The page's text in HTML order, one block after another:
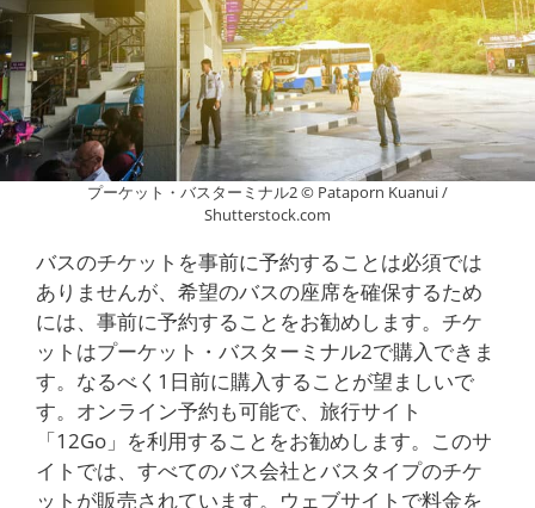
プーケット・バスターミナル2 © Pataporn Kuanui /
Shutterstock.com
バスのチケットを事前に予約することは必須では
ありませんが、希望のバスの座席を確保するため
には、事前に予約することをお勧めします。チケ
ットはプーケット・バスターミナル2で購入できま
す。なるべく1日前に購入することが望ましいで
す。オンライン予約も可能で、旅行サイト
「12Go」を利用することをお勧めします。このサ
イトでは、すべてのバス会社とバスタイプのチケ
ットが販売されています。ウェブサイトで料金を